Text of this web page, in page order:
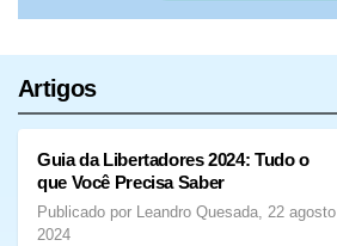
Artigos
Guia da Libertadores 2024: Tudo o
que Você Precisa Saber
Publicado por Leandro Quesada, 22 agosto
2024